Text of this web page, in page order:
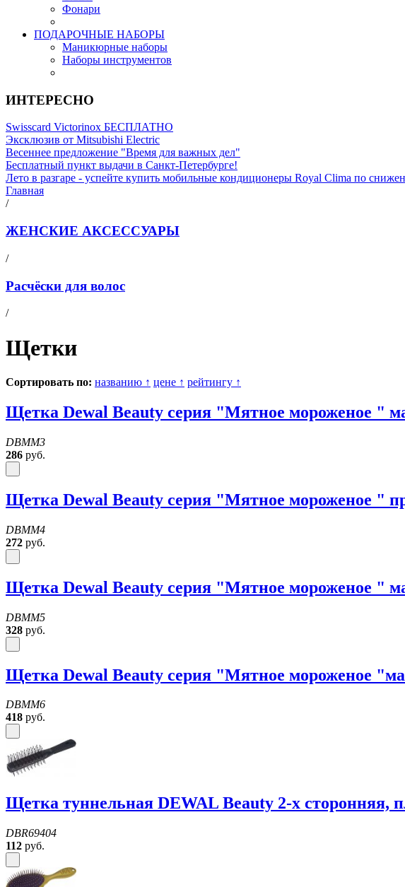
Фонари
ПОДАРОЧНЫЕ НАБОРЫ
Маникюрные наборы
Наборы инструментов
ИНТЕРЕСНО
Swisscard Victorinox БЕСПЛАТНО
Эксклюзив от Mitsubishi Electric
Весеннее предложение "Время для важных дел"
Бесплатный пункт выдачи в Санкт-Петербурге!
Лето в разгаре - успейте купить мобильные кондиционеры Royal Clima по
Главная
/
ЖЕНСКИЕ АКСЕССУАРЫ
/
Расчёски для волос
/
Щетки
Сортировать по: названию ↑ цене ↑ рейтингу ↑
Щетка Dewal Beauty серия "Мятное мороженое "
DBMM3
286 руб.
Щетка Dewal Beauty серия "Мятное мороженое "
DBMM4
272 руб.
Щетка Dewal Beauty серия "Мятное мороженое "
DBMM5
328 руб.
Щетка Dewal Beauty серия "Мятное мороженое
DBMM6
418 руб.
Щетка туннельная DEWAL Beauty 2-х сторонняя,
DBR69404
112 руб.